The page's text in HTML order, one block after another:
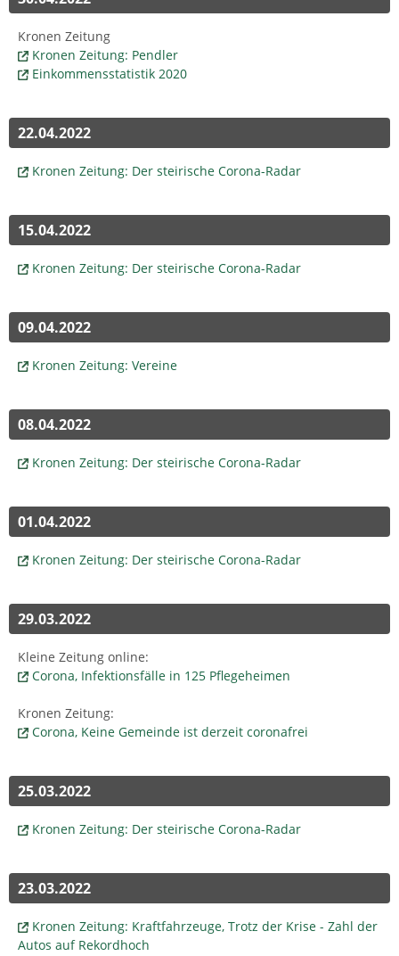
Kronen Zeitung
Kronen Zeitung: Pendler
Einkommensstatistik 2020
22.04.2022
Kronen Zeitung: Der steirische Corona-Radar
15.04.2022
Kronen Zeitung: Der steirische Corona-Radar
09.04.2022
Kronen Zeitung: Vereine
08.04.2022
Kronen Zeitung: Der steirische Corona-Radar
01.04.2022
Kronen Zeitung: Der steirische Corona-Radar
29.03.2022
Kleine Zeitung online:
Corona, Infektionsfälle in 125 Pflegeheimen
Kronen Zeitung:
Corona, Keine Gemeinde ist derzeit coronafrei
25.03.2022
Kronen Zeitung: Der steirische Corona-Radar
23.03.2022
Kronen Zeitung: Kraftfahrzeuge, Trotz der Krise - Zahl der
Autos auf Rekordhoch